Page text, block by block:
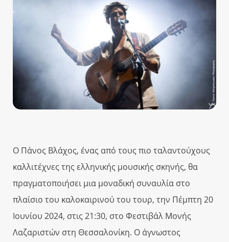
Ο Πάνος Βλάχος, ένας από τους πιο ταλαντούχους
καλλιτέχνες της ελληνικής μουσικής σκηνής, θα
πραγματοποιήσει μια μοναδική συναυλία στο
πλαίσιο του καλοκαιρινού του τουρ, την Πέμπτη 20
Ιουνίου 2024, στις 21:30, στο Φεστιβάλ Μονής
Λαζαριστών στη Θεσσαλονίκη. Ο άγνωστος